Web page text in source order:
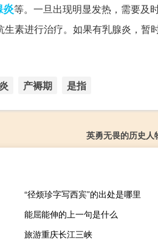
炎等。一旦出现明显发热，需要及
素进行治疗。如果有乳腺炎，暂
产褥期 是指
英勇无畏的历史人
“径烦珍字写西宾”的出处是哪里
能屈能伸的上一句是什么
旅游重庆长江三峡